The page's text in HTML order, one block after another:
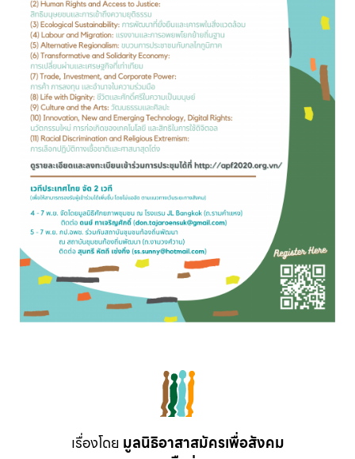
เรื่องโดย มูลนิธิอาสาสมัครเพื่อสังคม